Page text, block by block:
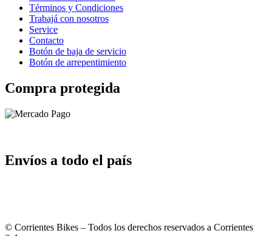
Términos y Condiciones
Trabajá con nosotros
Service
Contacto
Botón de baja de servicio
Botón de arrepentimiento
Compra protegida
Envíos a todo el país
© Corrientes Bikes – Todos los derechos reservados a Corrientes